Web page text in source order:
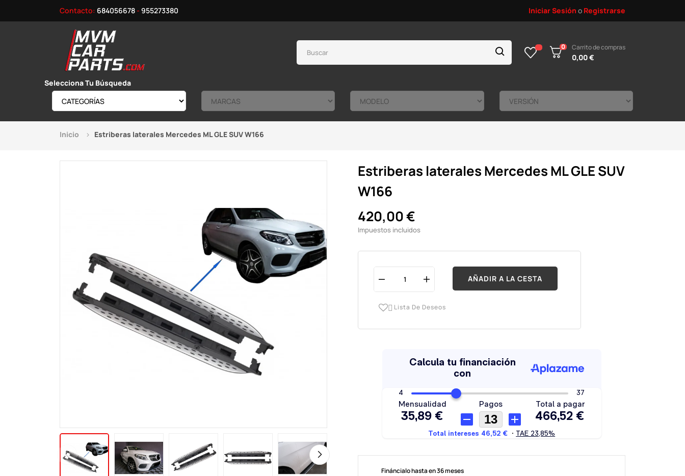
Contacto: 684056678- 955273380 Iniciar Sesión o Registrarse
0 Carrito de compras
0,00 €
Selecciona Tu Búsqueda
Inicio Estriberas laterales Mercedes ML GLE SUV W166
Estriberas laterales Mercedes ML GLE SUV
W166
420,00 €
Impuestos incluidos
AÑADIR A LA CESTA
 Lista De Deseos
Fináncialo hasta en 36 meses